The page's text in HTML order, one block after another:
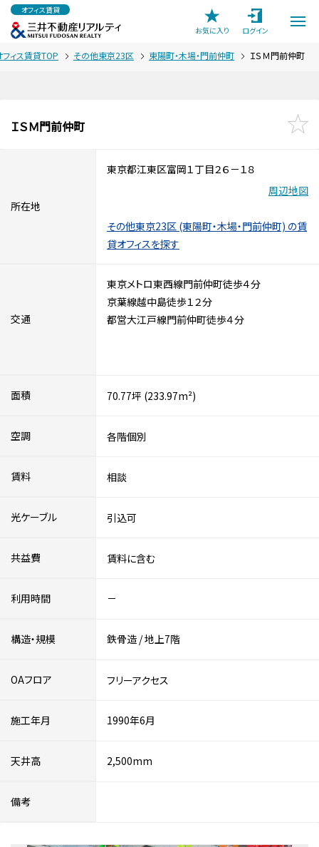
オフィス賃貸
お気に入り
ログイン
フィス賃貸TOP その他東京23区 東陽町・木場・門前仲町 ＩＳＭ門前仲町
ＩＳＭ門前仲町
所在地
東京都江東区富岡１丁目２６－１８
周辺地図
その他東京23区 (東陽町・木場・門前仲町) の賃
貸オフィスを探す
交通
東京メトロ東西線門前仲町徒歩４分
京葉線越中島徒歩１２分
都営大江戸線門前仲町徒歩４分
面積 70.77坪 (233.97m²)
空調 各階個別
賃料 相談
光ケーブル 引込可
共益費 賃料に含む
利用時間 －
構造・規模 鉄骨造 /地上7階
OAフロア フリーアクセス
施工年月 1990年6月
天井高 2,500mm
備考